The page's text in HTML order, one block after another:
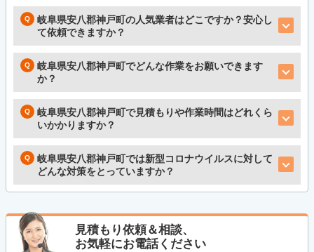
岐阜県安八郡神戸町の人気業者はどこですか？安心し
て依頼できますか？
岐阜県安八郡神戸町でどんな作業をお願いできます
か？
岐阜県安八郡神戸町で見積もりや作業時間はどれくら
いかかりますか？
岐阜県安八郡神戸町では新型コロナウイルスに対して
どんな対策をとっていますか？
見積もり依頼＆相談、
お気軽にお電話ください